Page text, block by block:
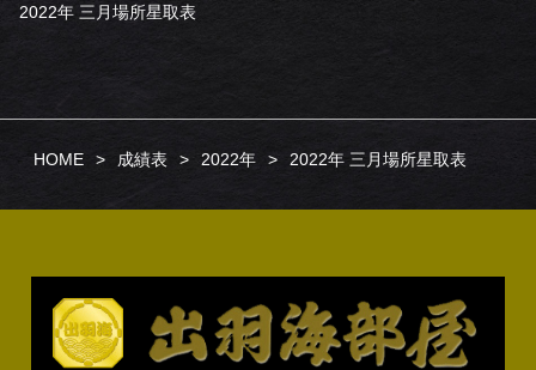
2022年 三月場所星取表
HOME 成績表 2022年 2022年 三月場所星取表